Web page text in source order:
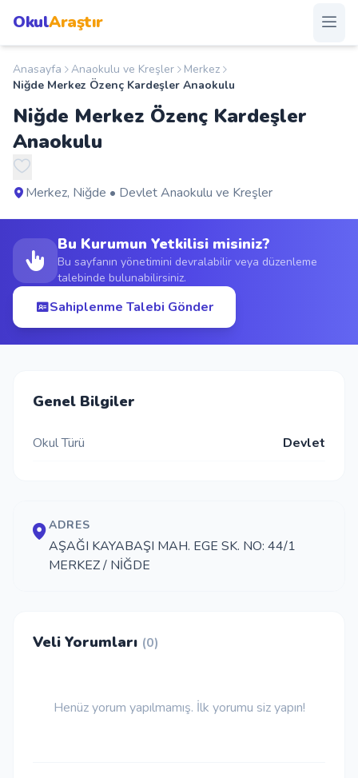
OkulAraştır
Anasayfa
Okullar
Şehirler
Duyurular
S.S.S.
Blog
Okul Ekle
Anasayfa Anaokulu ve Kreşler
Merkez
Niğde Merkez Özenç Kardeşler Anaokulu
Niğde Merkez Özenç Kardeşler
Anaokulu
Merkez, Niğde • Devlet Anaokulu ve Kreşler
Bu Kurumun Yetkilisi misiniz?
Bu sayfanın yönetimini devralabilir veya düzenleme
talebinde bulunabilirsiniz.
Sahiplenme Talebi Gönder
Genel Bilgiler
Okul Türü Devlet
ADRES
AŞAĞI KAYABAŞI MAH. EGE SK. NO: 44/1
MERKEZ / NİĞDE
Veli Yorumları (0)
Henüz yorum yapılmamış. İlk yorumu siz yapın!